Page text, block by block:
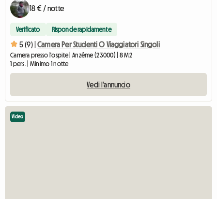
18 € / notte
Verificato Risponde rapidamente
5 (9) | Camera Per Studenti O Viaggiatori Singoli
Camera presso l'ospite | Anzême (23000) | 8 M2
1 pers. | Minimo 1 notte
Vedi l'annuncio
Video